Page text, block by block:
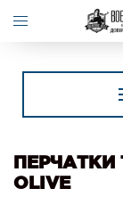
ПЕРЧАТКИ
OLIVE